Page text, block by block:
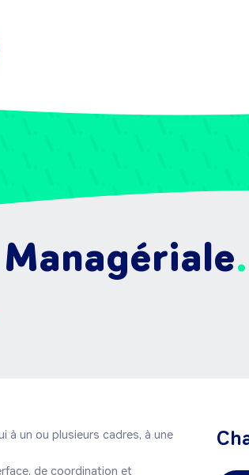
à un ou plusieurs cadres, à une
de coordination et